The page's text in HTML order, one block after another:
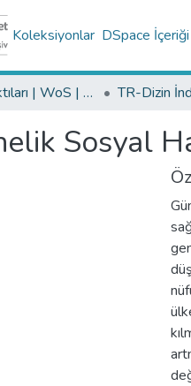
Koleksiyonlar DSpace İçeriği
Araştırma Çıktıları | WoS | Scopus | TR-Dizin | PubMed
Sosyal